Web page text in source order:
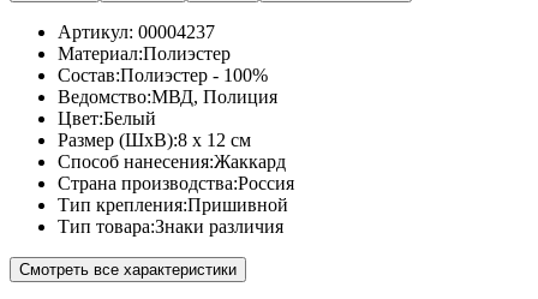
Артикул: 00004237
Материал:Полиэстер
Состав:Полиэстер - 100%
Ведомство:МВД, Полиция
Цвет:Белый
Размер (ШхВ):8 x 12 см
Способ нанесения:Жаккард
Страна производства:Россия
Тип крепления:Пришивной
Тип товара:Знаки различия
Смотреть все характеристики